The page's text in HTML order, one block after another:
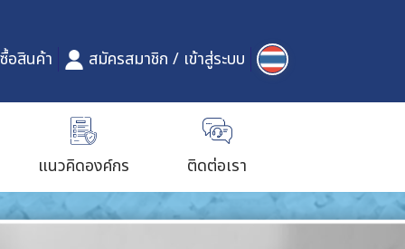
อสินค้า สมัครสมาชิก / เข้าสู่ระบบ
แนวคิดองค์กร ติดต่อเรา